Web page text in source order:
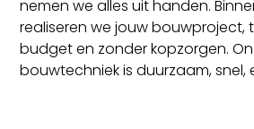
nemen we alles uit handen.
realiseren we jouw bouwproject,
budget en zonder kopzorgen.
bouwtechniek is duurzaam, snel,